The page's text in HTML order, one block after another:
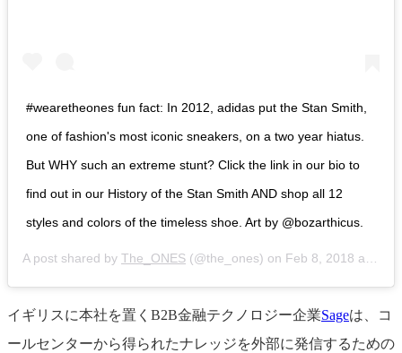
#wearetheones fun fact: In 2012, adidas put the Stan Smith,
one of fashion's most iconic sneakers, on a two year hiatus.
But WHY such an extreme stunt? Click the link in our bio to
find out in our History of the Stan Smith AND shop all 12
styles and colors of the timeless shoe. Art by @bozarthicus.
A post shared by The_ONES (@the_ones) on Feb 8, 2018 at 8:45am PST
イギリスに本社を置くB2B金融テクノロジー企業Sageは、コ
ールセンターから得られたナレッジを外部に発信するための